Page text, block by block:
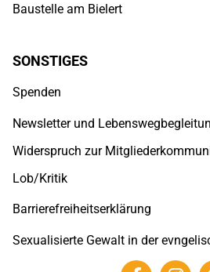
Baustelle am Bielert
SONSTIGES
Spenden
Newsletter und
Widerspruch zur
Lob/Kritik
Barrierefreiheitserklärung
Sexualisierte Gewalt in der